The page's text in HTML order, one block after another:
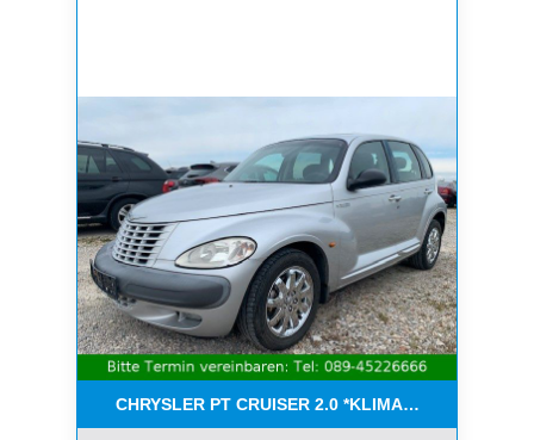
CHRYSLER PT CRUISER 2.0